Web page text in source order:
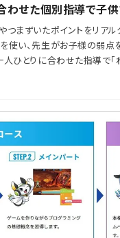
わせた個別指導で子
つまずいたポイントをリアル
使い、先生がお子様の弱点
ひとりに合わせた指導で「